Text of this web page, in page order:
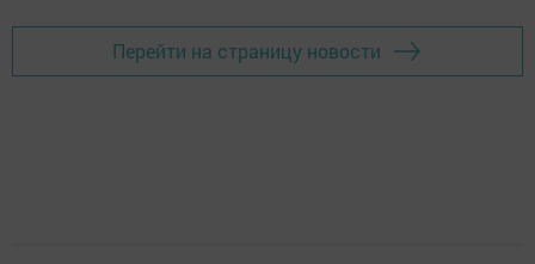
Перейти на страницу новости